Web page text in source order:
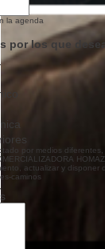
la agenda
por los que
me comunicaré a la línea de
actualizar y
caminos